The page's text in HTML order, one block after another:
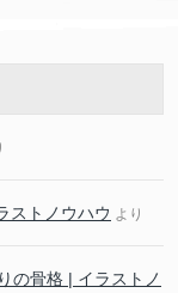
ストノウハウ より
の骨格 | イラストノ